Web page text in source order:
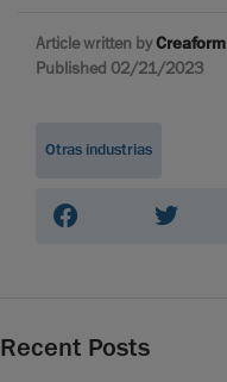
Article written byCreaform
Published 02/21/2023
Otras industrias
Recent Posts